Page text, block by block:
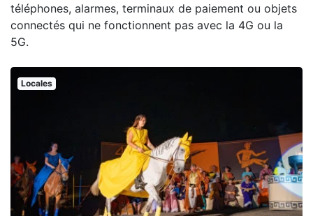
téléphones, alarmes, terminaux de paiement ou objets
connectés qui ne fonctionnent pas avec la 4G ou la
5G.
Locales